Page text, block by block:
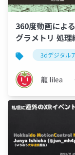
360度動画によ
グラメトリ 処理
スキャン何でも
3dデジタル
龍 lilea